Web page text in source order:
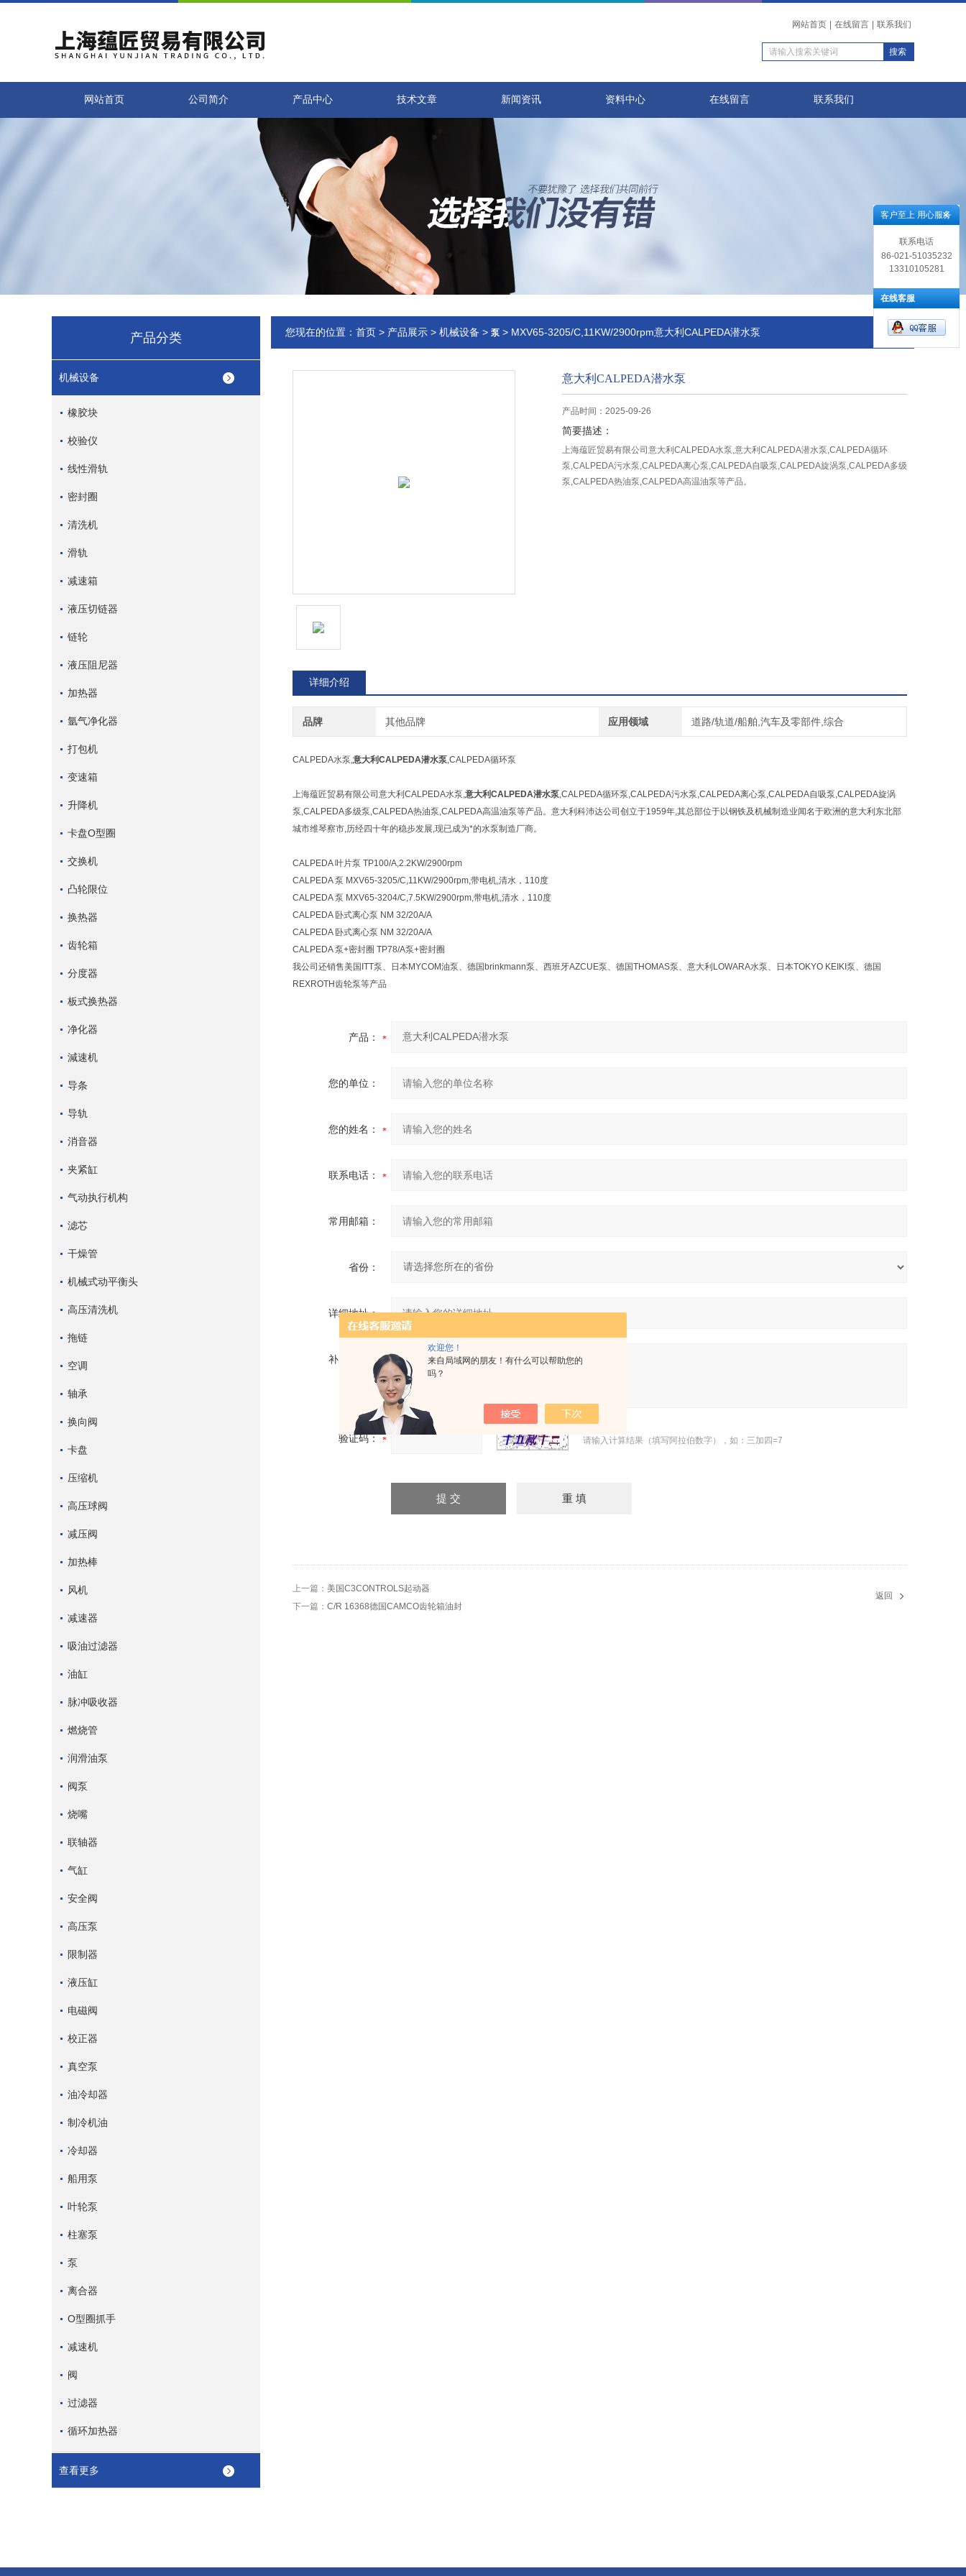
欢迎您！
来自局域网的朋友！有什么可以帮助您的
吗？
网站首页 在线留言 联系我们
网站首页 公司简介 产品中心 技术文章 新闻资讯 资料中心 在线留言 联系我们
产品分类
机械设备
橡胶块
校验仪
线性滑轨
密封圈
清洗机
滑轨
减速箱
液压切链器
链轮
液压阻尼器
加热器
氩气净化器
打包机
变速箱
升降机
卡盘O型圈
交换机
凸轮限位
换热器
齿轮箱
分度器
板式换热器
净化器
減速机
导条
导轨
消音器
夹紧缸
气动执行机构
滤芯
干燥管
机械式动平衡头
高压清洗机
拖链
空调
轴承
换向阀
卡盘
压缩机
高压球阀
减压阀
加热棒
风机
减速器
吸油过滤器
油缸
脉冲吸收器
燃烧管
润滑油泵
阀泵
烧嘴
联轴器
气缸
安全阀
高压泵
限制器
液压缸
电磁阀
校正器
真空泵
油冷却器
制冷机油
冷却器
船用泵
叶轮泵
柱塞泵
泵
离合器
O型圈抓手
减速机
阀
过滤器
循环加热器
查看更多
您现在的位置： 首页 > 产品展示 > 机械设备 > 泵 > MXV65-3205/C,11KW/2900rpm意大利CALPEDA潜水泵
意大利CALPEDA潜水泵
产品时间：2025-09-26
简要描述：
上海蕴匠贸易有限公司意大利CALPEDA水泵,意大利CALPEDA潜水泵,CALPEDA循环
泵,CALPEDA污水泵,CALPEDA离心泵,CALPEDA自吸泵,CALPEDA旋涡泵,CALPEDA多级
泵,CALPEDA热油泵,CALPEDA高温油泵等产品。
详细介绍
品牌 其他品牌 应用领域 道路/轨道/船舶,汽车及零部件,综合
CALPEDA水泵,意大利CALPEDA潜水泵,CALPEDA循环泵
上海蕴匠贸易有限公司意大利CALPEDA水泵,意大利CALPEDA潜水泵,CALPEDA循环泵,CALPEDA污水泵,CALPEDA离心泵,CALPEDA自吸泵,CALPEDA旋涡
泵,CALPEDA多级泵,CALPEDA热油泵,CALPEDA高温油泵等产品。意大利科沛达公司创立于1959年,其总部位于以钢铁及机械制造业闻名于欧洲的意大利东北部
城市维琴察市,历经四十年的稳步发展,现已成为*的水泵制造厂商。
CALPEDA 叶片泵 TP100/A,2.2KW/2900rpm
CALPEDA 泵 MXV65-3205/C,11KW/2900rpm,带电机,清水，110度
CALPEDA 泵 MXV65-3204/C,7.5KW/2900rpm,带电机,清水，110度
CALPEDA 卧式离心泵 NM 32/20A/A
CALPEDA 卧式离心泵 NM 32/20A/A
CALPEDA 泵+密封圈 TP78/A泵+密封圈
我公司还销售美国ITT泵、日本MYCOM油泵、德国brinkmann泵、西班牙AZCUE泵、德国THOMAS泵、意大利LOWARA水泵、日本TOKYO KEIKI泵、德国
REXROTH齿轮泵等产品
产品：
您的单位：
您的姓名：
联系电话：
常用邮箱：
省份：
详细地址：
补充说明：
验证码： 请输入计算结果（填写阿拉伯数字），如：三加四=7
上一篇： 美国C3CONTROLS起动器
下一篇： C/R 16368德国CAMCO齿轮箱油封
返回
客户至上 用心服务
联系电话
86-021-51035232
13310105281
在线客服